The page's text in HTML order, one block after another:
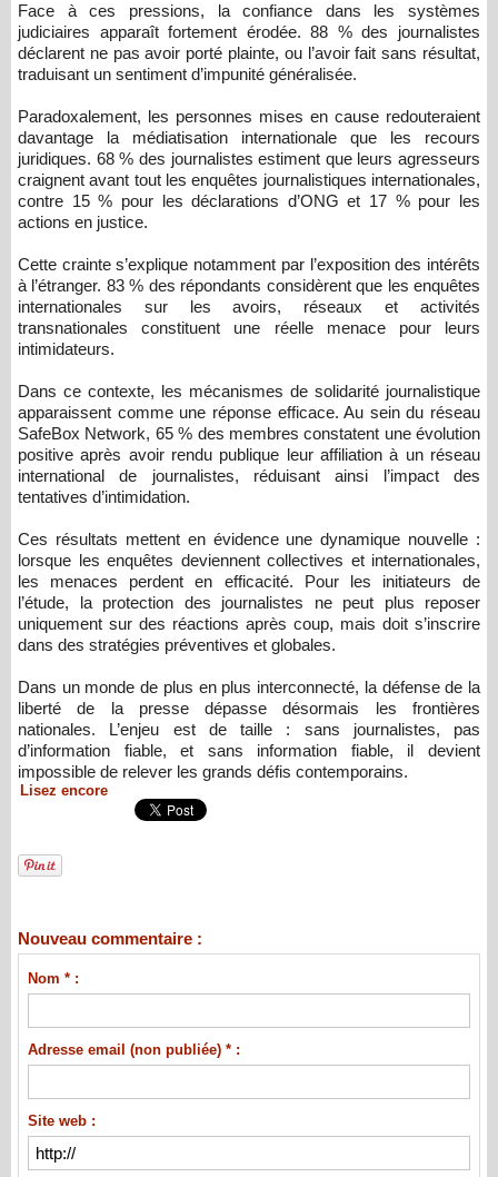
Face à ces pressions, la confiance dans les systèmes
judiciaires apparaît fortement érodée. 88 % des journalistes
déclarent ne pas avoir porté plainte, ou l’avoir fait sans résultat,
traduisant un sentiment d’impunité généralisée.
Paradoxalement, les personnes mises en cause redouteraient
davantage la médiatisation internationale que les recours
juridiques. 68 % des journalistes estiment que leurs agresseurs
craignent avant tout les enquêtes journalistiques internationales,
contre 15 % pour les déclarations d’ONG et 17 % pour les
actions en justice.
Cette crainte s’explique notamment par l’exposition des intérêts
à l’étranger. 83 % des répondants considèrent que les enquêtes
internationales sur les avoirs, réseaux et activités
transnationales constituent une réelle menace pour leurs
intimidateurs.
Dans ce contexte, les mécanismes de solidarité journalistique
apparaissent comme une réponse efficace. Au sein du réseau
SafeBox Network, 65 % des membres constatent une évolution
positive après avoir rendu publique leur affiliation à un réseau
international de journalistes, réduisant ainsi l’impact des
tentatives d’intimidation.
Ces résultats mettent en évidence une dynamique nouvelle :
lorsque les enquêtes deviennent collectives et internationales,
les menaces perdent en efficacité. Pour les initiateurs de
l’étude, la protection des journalistes ne peut plus reposer
uniquement sur des réactions après coup, mais doit s’inscrire
dans des stratégies préventives et globales.
Dans un monde de plus en plus interconnecté, la défense de la
liberté de la presse dépasse désormais les frontières
nationales. L’enjeu est de taille : sans journalistes, pas
d’information fiable, et sans information fiable, il devient
impossible de relever les grands défis contemporains.
Lisez encore
Nouveau commentaire :
Nom * :
Adresse email (non publiée) * :
Site web :